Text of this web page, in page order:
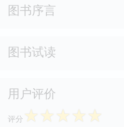
图书序言
图书试读
用户评价
评分 ☆☆☆☆☆